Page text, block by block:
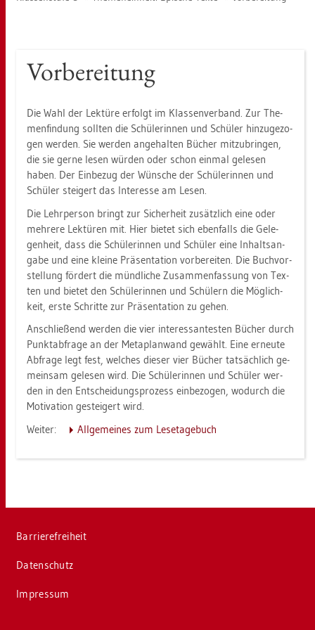
Vor­be­rei­tung
Die Wahl der Lek­tü­re er­folgt im Klas­sen­ver­band. Zur The­
men­fin­dung soll­ten die Schü­le­rin­nen und Schü­ler hin­zu­ge­zo­
gen wer­den. Sie wer­den an­ge­hal­ten Bü­cher mit­zu­brin­gen,
die sie gerne lesen wür­den oder schon ein­mal ge­le­sen
haben. Der Ein­be­zug der Wün­sche der Schü­le­rin­nen und
Schü­ler stei­gert das In­ter­es­se am Lesen.
Die Lehr­per­son bringt zur Si­cher­heit zu­sätz­lich eine oder
meh­re­re Lek­tü­ren mit. Hier bie­tet sich eben­falls die Ge­le­
gen­heit, dass die Schü­le­rin­nen und Schü­ler eine In­halts­an­
ga­be und eine klei­ne Prä­sen­ta­ti­on vor­be­rei­ten. Die Buch­vor­
stel­lung för­dert die münd­li­che Zu­sam­men­fas­sung von Tex­
ten und bie­tet den Schü­le­rin­nen und Schü­lern die Mög­lich­
keit, erste Schrit­te zur Prä­sen­ta­ti­on zu gehen.
An­schlie­ßend wer­den die vier in­ter­es­san­tes­ten Bü­cher durch
Punkt­ab­fra­ge an der Me­ta­plan­wand ge­wählt. Eine er­neu­te
Ab­fra­ge legt fest, wel­ches die­ser vier Bü­cher tat­säch­lich ge­
mein­sam ge­le­sen wird. Die Schü­le­rin­nen und Schü­ler wer­
den in den Ent­schei­dungs­pro­zess ein­be­zo­gen, wo­durch die
Mo­ti­va­ti­on ge­stei­gert wird.
Wei­ter:
All­ge­mei­nes zum Le­se­ta­ge­buch
Bar­rie­re­frei­heit
Da­ten­schutz
Im­pres­sum